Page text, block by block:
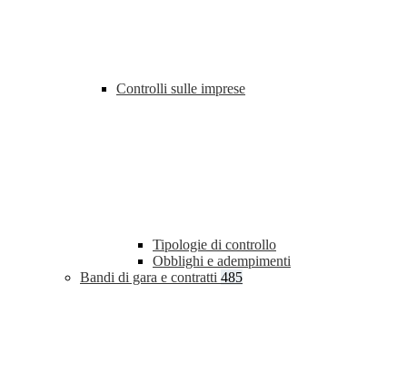
Controlli sulle imprese
Tipologie di controllo
Obblighi e adempimenti
Bandi di gara e contratti 485